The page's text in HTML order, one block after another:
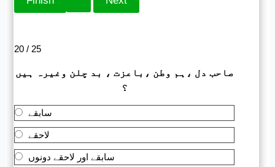
20 / 25
صاحب دل ،ہم وطن ،باعزت ، بد چلن وغیرہ ہیں
؟
سابقے
لاحقے
سابقے اور لاحقے دونوں